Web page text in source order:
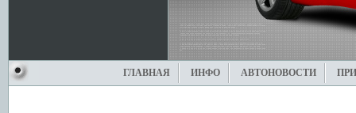
ГЛАВНАЯ ИНФО АВТОНОВОСТИ